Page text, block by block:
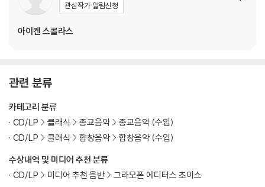
관심작가 알림신청
아이켄 스콜라스
관련 분류
수상내역 및 미디어 추천 분류
CD/LP
미디어 추천 음반 그라모폰 에디터스 초이스
카테고리 분류
CD/LP
클래식 종교음악
종교음악 (수입)
CD/LP
클래식 합창음악 합창음악 (수입)